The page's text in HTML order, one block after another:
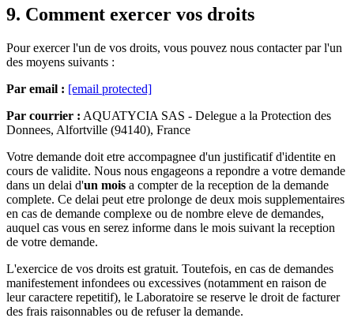
9. Comment exercer vos droits
Pour exercer l'un de vos droits, vous pouvez nous contacter par l'un
des moyens suivants :
Par email : [email protected]
Par courrier : AQUATYCIA SAS - Delegue a la Protection des
Donnees, Alfortville (94140), France
Votre demande doit etre accompagnee d'un justificatif d'identite en
cours de validite. Nous nous engageons a repondre a votre demande
dans un delai d'un mois a compter de la reception de la demande
complete. Ce delai peut etre prolonge de deux mois supplementaires
en cas de demande complexe ou de nombre eleve de demandes,
auquel cas vous en serez informe dans le mois suivant la reception
de votre demande.
L'exercice de vos droits est gratuit. Toutefois, en cas de demandes
manifestement infondees ou excessives (notamment en raison de
leur caractere repetitif), le Laboratoire se reserve le droit de facturer
des frais raisonnables ou de refuser la demande.